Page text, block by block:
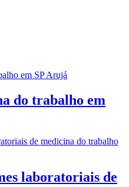
do trabalho em
laboratoriais de